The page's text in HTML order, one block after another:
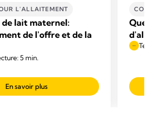
L'ALLAITEMENT
lait maternel:
de l'offre et de la
5 min.
En savoir plus